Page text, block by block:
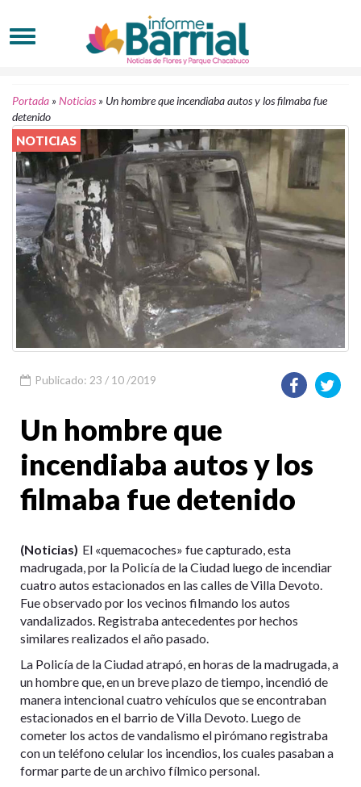
Portada »Noticias » Un hombre que incendiaba autos y los filmaba fue
detenido
NOTICIAS
Publicado: 23 / 10 /2019
Un hombre que
incendiaba autos y los
filmaba fue detenido
(Noticias) El «quemacoches» fue capturado, esta
madrugada, por la Policía de la Ciudad luego de incendiar
cuatro autos estacionados en las calles de Villa Devoto.
Fue observado por los vecinos filmando los autos
vandalizados. Registraba antecedentes por hechos
similares realizados el año pasado.
La Policía de la Ciudad atrapó, en horas de la madrugada, a
un hombre que, en un breve plazo de tiempo, incendió de
manera intencional cuatro vehículos que se encontraban
estacionados en el barrio de Villa Devoto. Luego de
cometer los actos de vandalismo el pirómano registraba
con un teléfono celular los incendios, los cuales pasaban a
formar parte de un archivo fílmico personal.